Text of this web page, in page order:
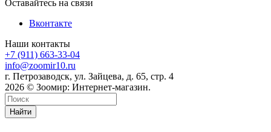
Оставайтесь на связи
Вконтакте
Наши контакты
+7 (911) 663-33-04
info@zoomir10.ru
г. Петрозаводск, ул. Зайцева, д. 65, стр. 4
2026 © Зоомир: Интернет-магазин.
Найти